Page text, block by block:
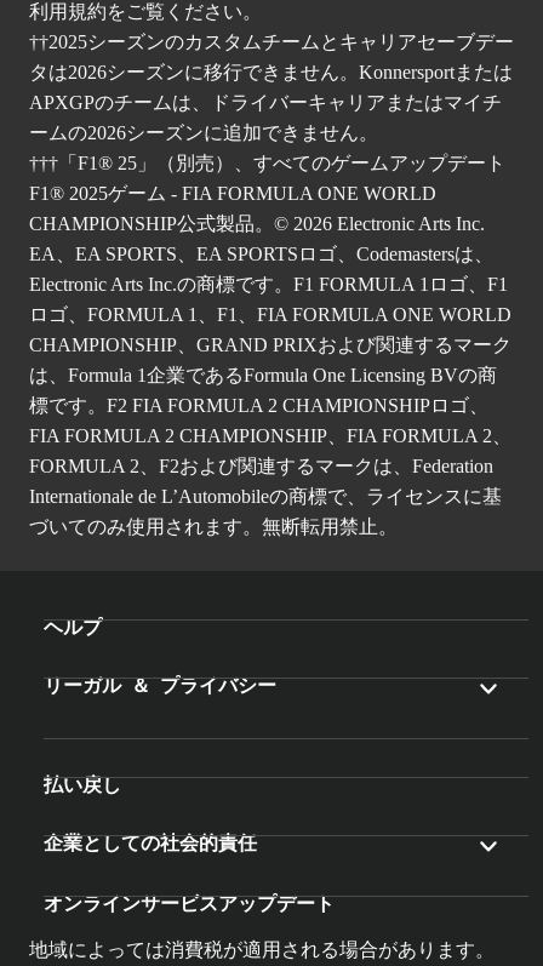
利用規約をご覧ください。
††2025シーズンのカスタムチームとキャリアセーブデー
タは2026シーズンに移行できません。Konnersportまたは
APXGPのチームは、ドライバーキャリアまたはマイチ
ームの2026シーズンに追加できません。
†††「F1® 25」（別売）、すべてのゲームアップデート
F1® 2025ゲーム - FIA FORMULA ONE WORLD
CHAMPIONSHIP公式製品。© 2026 Electronic Arts Inc.
EA、EA SPORTS、EA SPORTSロゴ、Codemastersは、
Electronic Arts Inc.の商標です。F1 FORMULA 1ロゴ、F1
ロゴ、FORMULA 1、F1、FIA FORMULA ONE WORLD
CHAMPIONSHIP、GRAND PRIXおよび関連するマーク
は、Formula 1企業であるFormula One Licensing BVの商
標です。F2 FIA FORMULA 2 CHAMPIONSHIPロゴ、
FIA FORMULA 2 CHAMPIONSHIP、FIA FORMULA 2、
FORMULA 2、F2および関連するマークは、Federation
Internationale de L’Automobileの商標で、ライセンスに基
づいてのみ使用されます。無断転用禁止。
ヘルプ
リーガル ＆ プライバシー
払い戻し
企業としての社会的責任
オンラインサービスアップデート
地域によっては消費税が適用される場合があります。